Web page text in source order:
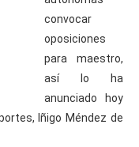
convocar
oposiciones
para maestro,
así lo ha
anunciado hoy
Iñigo Méndez de